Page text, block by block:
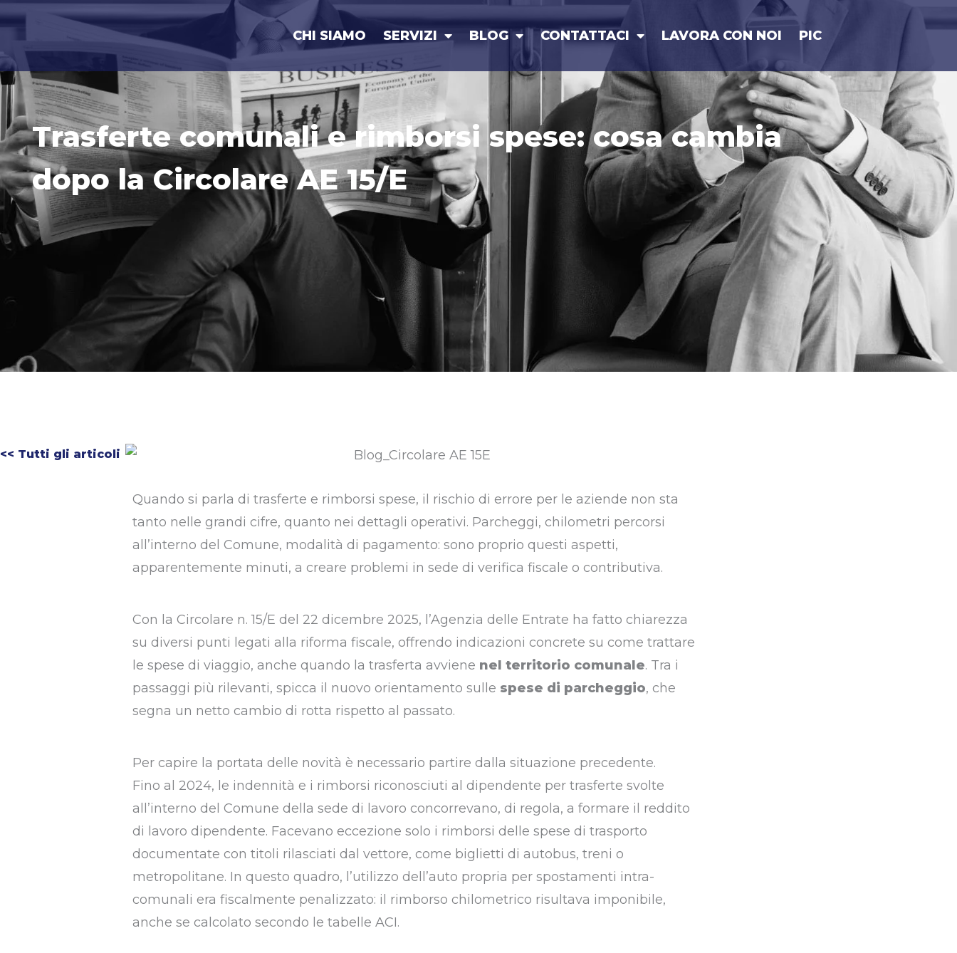
contenuto
CHI SIAMO SERVIZI BLOG CONTATTACI LAVORA CON NOI PIC
Trasferte comunali e rimborsi spese: cosa cambia
dopo la Circolare AE 15/E
<< Tutti gli articoli
Quando si parla di trasferte e rimborsi spese, il rischio di errore per le aziende non sta
tanto nelle grandi cifre, quanto nei dettagli operativi. Parcheggi, chilometri percorsi
all’interno del Comune, modalità di pagamento: sono proprio questi aspetti,
apparentemente minuti, a creare problemi in sede di verifica fiscale o contributiva.
Con la Circolare n. 15/E del 22 dicembre 2025, l’Agenzia delle Entrate ha fatto chiarezza
su diversi punti legati alla riforma fiscale, offrendo indicazioni concrete su come trattare
le spese di viaggio, anche quando la trasferta avviene nel territorio comunale. Tra i
passaggi più rilevanti, spicca il nuovo orientamento sulle spese di parcheggio, che
segna un netto cambio di rotta rispetto al passato.
Per capire la portata delle novità è necessario partire dalla situazione precedente.
Fino al 2024, le indennità e i rimborsi riconosciuti al dipendente per trasferte svolte
all’interno del Comune della sede di lavoro concorrevano, di regola, a formare il reddito
di lavoro dipendente. Facevano eccezione solo i rimborsi delle spese di trasporto
documentate con titoli rilasciati dal vettore, come biglietti di autobus, treni o
metropolitane. In questo quadro, l’utilizzo dell’auto propria per spostamenti intra-
comunali era fiscalmente penalizzato: il rimborso chilometrico risultava imponibile,
anche se calcolato secondo le tabelle ACI.